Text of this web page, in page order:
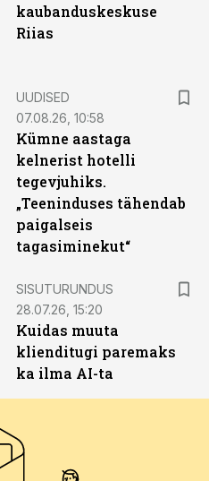
kaubanduskeskuse
Riias
UUDISED
07.08.26, 10:58
Kümne aastaga
kelnerist hotelli
tegevjuhiks.
„Teeninduses tähendab
paigalseis
tagasiminekut“
SISUTURUNDUS
28.07.26, 15:20
Kuidas muuta
klienditugi paremaks
ka ilma AI-ta